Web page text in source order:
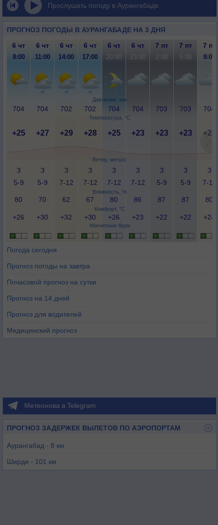
Прослушать погоду в Аурангабаде
ПРОГНОЗ ПОГОДЫ В АУРАНГАБАДЕ НА 3 ДНЯ
Давление, мм
Температура, °C
Ветер, метр/с
Влажность, %
Комфорт, °C
Магнитные бури
6 чт 6 чт 6 чт 6 чт 6 чт 6 чт 7 пт 7 пт 7 пт
8:00 11:00 14:00 17:00 20:00 23:00 2:00 5:00 8:00
704 704 702 702 704 704 703 703 704
+25 +27 +29 +28 +25 +23 +23 +23 +24
З
5-9
З
5-9
З
7-12
З
7-12
З
7-12
З
7-12
З
5-9
З
5-9
З
7-12
80 70 62 67 80 86 87 87 80
+26 +30 +32 +30 +26 +23 +22 +22 +24
Погода сегодня
Прогноз погоды на завтра
Почасовой прогноз на сутки
Прогноз на 14 дней
Прогноз для водителей
Медицинский прогноз
Метеонова в Telegram
ПРОГНОЗ ЗАДЕРЖЕК ВЫЛЕТОВ ПО АЭРОПОРТАМ
Аурангабад - 8 км
Ширди - 101 км